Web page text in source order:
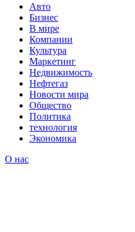
Авто
Бизнес
В мире
Компании
Культура
Маркетинг
Недвижимость
Нефтегаз
Новости мира
Общество
Политика
технология
Экономика
О нас